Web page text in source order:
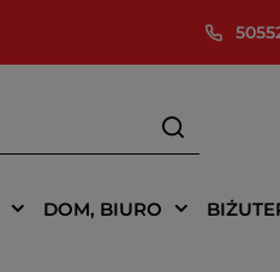
DOM, BIURO